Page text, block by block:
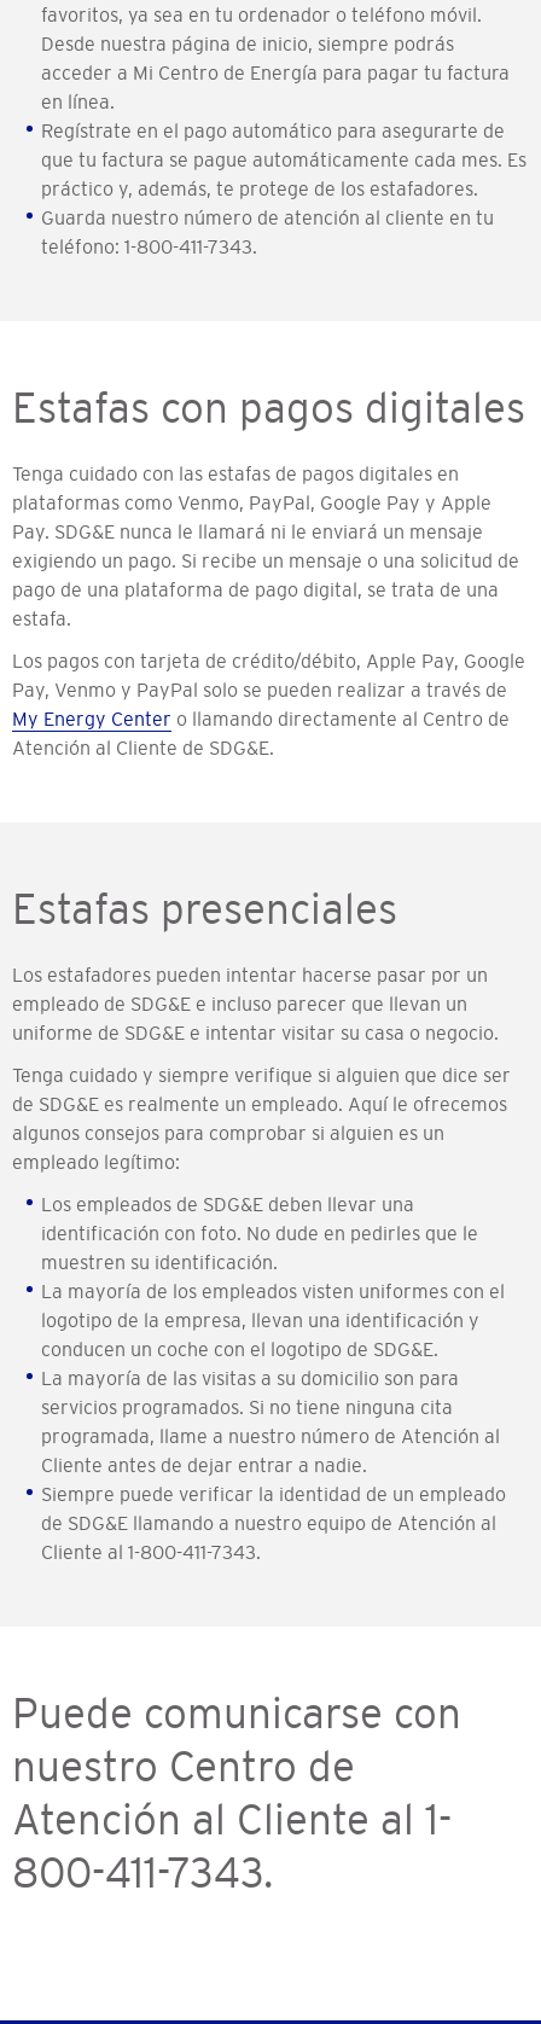
favoritos, ya sea en tu ordenador o teléfono móvil.
Desde nuestra página de inicio, siempre podrás
acceder a Mi Centro de Energía para pagar tu factura
en línea.
Regístrate en el pago automático para asegurarte de
que tu factura se pague automáticamente cada mes. Es
práctico y, además, te protege de los estafadores.
Guarda nuestro número de atención al cliente en tu
teléfono: 1-800-411-7343.
Estafas con pagos digitales
Tenga cuidado con las estafas de pagos digitales en
plataformas como Venmo, PayPal, Google Pay y Apple
Pay. SDG&E nunca le llamará ni le enviará un mensaje
exigiendo un pago. Si recibe un mensaje o una solicitud de
pago de una plataforma de pago digital, se trata de una
estafa.
Los pagos con tarjeta de crédito/débito, Apple Pay, Google
Pay, Venmo y PayPal solo se pueden realizar a través de
My Energy Center o llamando directamente al Centro de
Atención al Cliente de SDG&E.
Estafas presenciales
Los estafadores pueden intentar hacerse pasar por un
empleado de SDG&E e incluso parecer que llevan un
uniforme de SDG&E e intentar visitar su casa o negocio.
Tenga cuidado y siempre verifique si alguien que dice ser
de SDG&E es realmente un empleado. Aquí le ofrecemos
algunos consejos para comprobar si alguien es un
empleado legítimo:
Los empleados de SDG&E deben llevar una
identificación con foto. No dude en pedirles que le
muestren su identificación.
La mayoría de los empleados visten uniformes con el
logotipo de la empresa, llevan una identificación y
conducen un coche con el logotipo de SDG&E.
La mayoría de las visitas a su domicilio son para
servicios programados. Si no tiene ninguna cita
programada, llame a nuestro número de Atención al
Cliente antes de dejar entrar a nadie.
Siempre puede verificar la identidad de un empleado
de SDG&E llamando a nuestro equipo de Atención al
Cliente al 1-800-411-7343.
Puede comunicarse con
nuestro Centro de
Atención al Cliente al 1-
800-411-7343.